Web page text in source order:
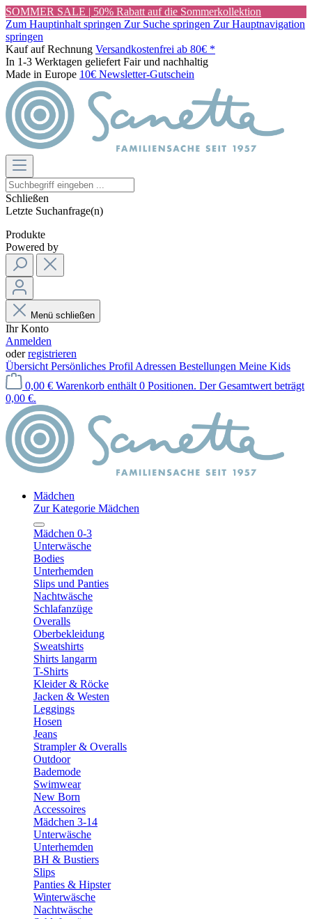
SOMMER SALE | 50% Rabatt auf die Sommerkollektion
Zum Hauptinhalt springen Zur Suche springen Zur Hauptnavigation
springen
Kauf auf Rechnung Versandkostenfrei ab 80€ *
In 1-3 Werktagen geliefert Fair und nachhaltig
Made in Europe 10€ Newsletter-Gutschein
Schließen
Letzte Suchanfrage(n)
Produkte
Powered by
Menü schließen
Ihr Konto
Anmelden
oderregistrieren
Übersicht Persönliches Profil Adressen Bestellungen Meine Kids
0,00 € Warenkorb enthält 0 Positionen. Der Gesamtwert beträgt
0,00 €.
Mädchen
Zur Kategorie Mädchen
Mädchen 0-3
Unterwäsche
Bodies
Unterhemden
Slips und Panties
Nachtwäsche
Schlafanzüge
Overalls
Oberbekleidung
Sweatshirts
Shirts langarm
T-Shirts
Kleider & Röcke
Jacken & Westen
Leggings
Hosen
Jeans
Strampler & Overalls
Outdoor
Bademode
Swimwear
New Born
Accessoires
Mädchen 3-14
Unterwäsche
Unterhemden
BH & Bustiers
Slips
Panties & Hipster
Winterwäsche
Nachtwäsche